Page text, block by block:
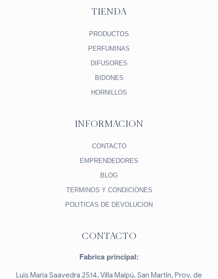
TIENDA
PRODUCTOS
PERFUMINAS
DIFUSORES
BIDONES
HORNILLOS
INFORMACION
CONTACTO
EMPRENDEDORES
BLOG
TERMINOS Y CONDICIONES
POLITICAS DE DEVOLUCION
CONTACTO
Fabrica principal:
Luis Maria Saavedra 2514, Villa Maipú, San Martín, Prov. de